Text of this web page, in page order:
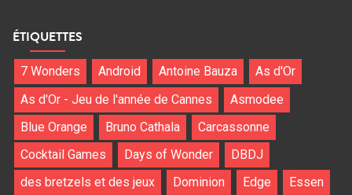
ÉTIQUETTES
7 Wonders Android Antoine Bauza
As d'Or
As d'Or - Jeu de l'année de Cannes
Asmodee
Blue Orange
Bruno Cathala
Carcassonne
Cocktail Games
Days of Wonder
DBDJ
des bretzels et des jeux
Dominion Edge
Essen